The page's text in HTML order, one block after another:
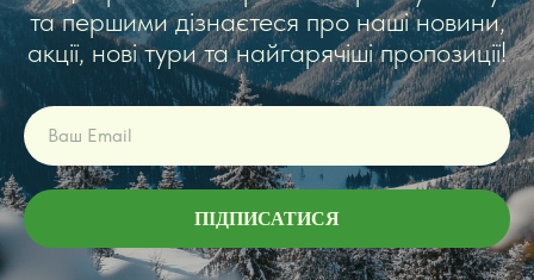
та першими дізнаєтеся про наші новини,
акції, нові тури та найгарячіші пропозиції!
ПІДПИСАТИСЯ